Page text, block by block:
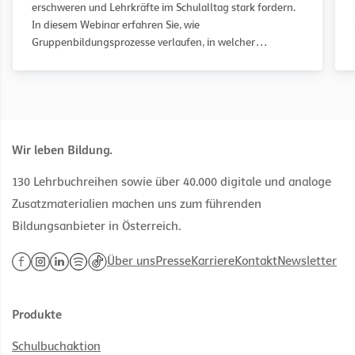
erschweren und Lehrkräfte im Schulalltag stark fordern.
In diesem Webinar erfahren Sie, wie
Gruppenbildungsprozesse verlaufen, in welcher
Anregungen für Ihren Unterricht.
Wir leben Bildung.
130 Lehrbuchreihen sowie über 40.000 digitale und analoge
Zusatzmaterialien machen uns zum führenden
Bildungsanbieter in Österreich.
Über unsPresseKarriereKontaktNewsletter
Produkte
Schulbuchaktion